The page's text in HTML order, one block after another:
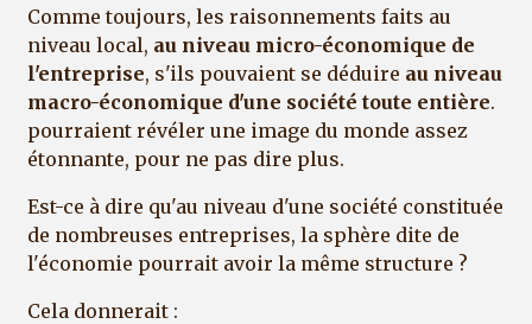
Comme toujours, les raisonnements faits au
niveau local, au niveau micro-économique de
l'entreprise, s'ils pouvaient se déduire au niveau
macro-économique d'une société toute entière.
pourraient révéler une image du monde assez
étonnante, pour ne pas dire plus.
Est-ce à dire qu'au niveau d'une société constituée
de nombreuses entreprises, la sphère dite de
l'économie pourrait avoir la même structure ?
Cela donnerait :